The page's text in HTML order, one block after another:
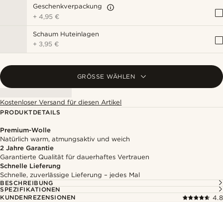
Geschenkverpackung
+4,95 €
Schaum Huteinlagen
+ 3,95 €
GRÖSSE WÄHLEN
Kostenloser Versand für diesen Artikel
PRODUKTDETAILS
Premium-Wolle
Natürlich warm, atmungsaktiv und weich
2 Jahre Garantie
Garantierte Qualität für dauerhaftes Vertrauen
Schnelle Lieferung
Schnelle, zuverlässige Lieferung – jedes Mal
BESCHREIBUNG
SPEZIFIKATIONEN
KUNDENREZENSIONEN
4.8